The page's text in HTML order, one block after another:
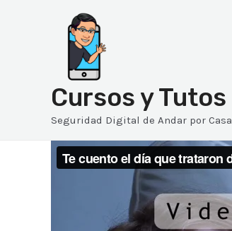
Cursos y Tutos
Seguridad Digital de Andar por Casa